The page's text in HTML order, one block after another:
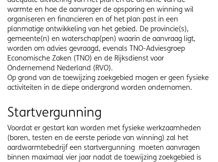
warmte en hoe de aanvrager de opsporing en winning wil
organiseren en financieren en of het plan past in een
planmatige ontwikkeling van het gebied. De provincie(s),
gemeente(n) en waterschap(pen) waarin de aanvraag ligt,
worden om advies gevraagd, evenals TNO-Adviesgroep
Economische Zaken (TNO) en de Rijksdienst voor
Ondernemend Nederland (RVO).
Op grond van de toewijzing zoekgebied mogen er geen fysieke
activiteiten in de diepe ondergrond worden ondernomen.
Startvergunning
Voordat er gestart kan worden met fysieke werkzaamheden
(boren, testen en de eerste periode van winning) zal het
aardwarmtebedrijf een startvergunning moeten aanvragen
binnen maximaal vier jaar nadat de toewijzing zoekgebied is